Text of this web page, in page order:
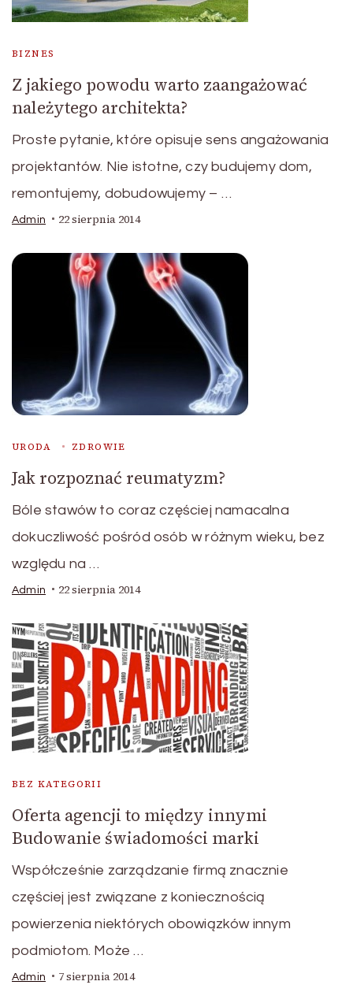
BIZNES
Z jakiego powodu warto zaangażować
należytego architekta?
Proste pytanie, które opisuje sens angażowania
projektantów. Nie istotne, czy budujemy dom,
remontujemy, dobudowujemy – …
Admin 22 sierpnia 2014
URODA ZDROWIE
Jak rozpoznać reumatyzm?
Bóle stawów to coraz częściej namacalna
dokuczliwość pośród osób w różnym wieku, bez
względu na …
Admin 22 sierpnia 2014
BEZ KATEGORII
Oferta agencji to między innymi
Budowanie świadomości marki
Współcześnie zarządzanie firmą znacznie
częściej jest związane z koniecznością
powierzenia niektórych obowiązków innym
podmiotom. Może …
Admin 7 sierpnia 2014